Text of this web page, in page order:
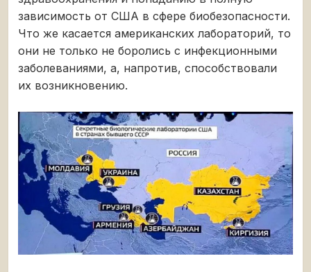
зависимость от США в сфере биобезопасности.
Что же касается американских лабораторий, то
они не только не боролись с инфекционными
заболеваниями, а, напротив, способствовали
их возникновению.